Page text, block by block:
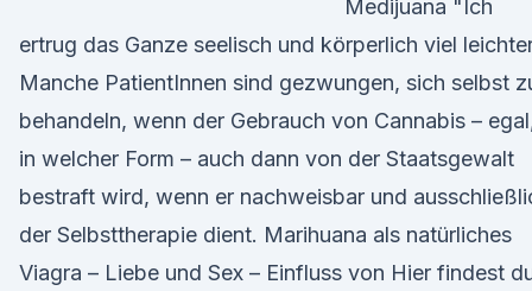
Medijuana "Ich
ertrug das Ganze seelisch und körperlich viel
Manche PatientInnen sind gezwungen, sich selbst
behandeln, wenn der Gebrauch von Cannabis –
in welcher Form – auch dann von der Staatsgewalt
bestraft wird, wenn er nachweisbar und
der Selbsttherapie dient. Marihuana als natürliches
Viagra – Liebe und Sex – Einfluss von Hier findest